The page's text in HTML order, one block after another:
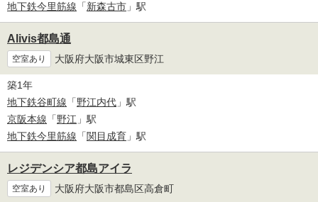
地下鉄今里筋線 「新森古市 」駅
Alivis都島通
空室あり 大阪府大阪市城東区野江
築1年
地下鉄谷町線 「野江内代 」駅
京阪本線 「野江 」駅
地下鉄今里筋線 「関目成育 」駅
レジデンシア都島アイラ
空室あり 大阪府大阪市都島区高倉町